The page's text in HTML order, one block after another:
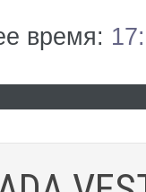
время: